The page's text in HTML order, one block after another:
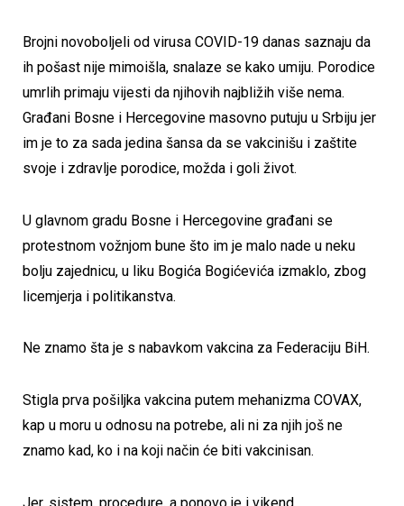
Brojni novoboljeli od virusa COVID-19 danas saznaju da
ih pošast nije mimoišla, snalaze se kako umiju. Porodice
umrlih primaju vijesti da njihovih najbližih više nema.
Građani Bosne i Hercegovine masovno putuju u Srbiju jer
im je to za sada jedina šansa da se vakcinišu i zaštite
svoje i zdravlje porodice, možda i goli život.
U glavnom gradu Bosne i Hercegovine građani se
protestnom vožnjom bune što im je malo nade u neku
bolju zajednicu, u liku Bogića Bogićevića izmaklo, zbog
licemjerja i politikanstva.
Ne znamo šta je s nabavkom vakcina za Federaciju BiH.
Stigla prva pošiljka vakcina putem mehanizma COVAX,
kap u moru u odnosu na potrebe, ali ni za njih još ne
znamo kad, ko i na koji način će biti vakcinisan.